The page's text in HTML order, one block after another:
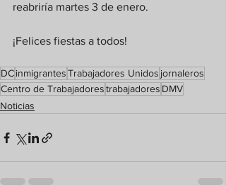
reabriría martes 3 de enero.
¡Felices fiestas a todos!
DCinmigrantesTrabajadores Unidos jornaleros
Centro de Trabajadorestrabajadores DMV
Noticias